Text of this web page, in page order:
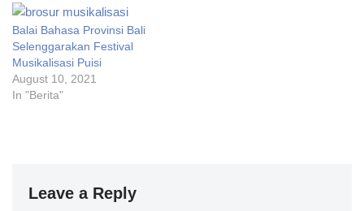
Balai Bahasa Provinsi Bali
Selenggarakan Festival
Musikalisasi Puisi
August 10, 2021
In "Berita"
Leave a Reply